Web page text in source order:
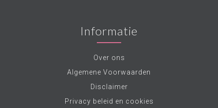
Informatie
Over ons
Algemene Voorwaarden
Disclaimer
Privacy beleid en cookies